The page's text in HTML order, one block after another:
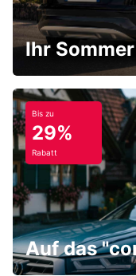
Ihr
Bis zu
29%
Rabatt
Auf das